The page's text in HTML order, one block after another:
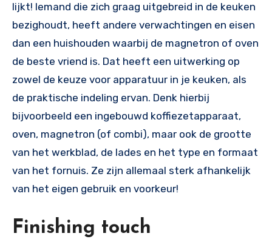
lijkt! Iemand die zich graag uitgebreid in de keuken
bezighoudt, heeft andere verwachtingen en eisen
dan een huishouden waarbij de magnetron of oven
de beste vriend is. Dat heeft een uitwerking op
zowel de keuze voor apparatuur in je keuken, als
de praktische indeling ervan. Denk hierbij
bijvoorbeeld een ingebouwd koffiezetapparaat,
oven, magnetron (of combi), maar ook de grootte
van het werkblad, de lades en het type en formaat
van het fornuis. Ze zijn allemaal sterk afhankelijk
van het eigen gebruik en voorkeur!
Finishing touch